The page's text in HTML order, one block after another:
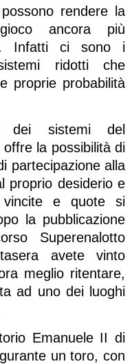
rendere la
ancora più
Infatti ci sono i
ridotti che
proprie probabilità
dei sistemi del
la possibilità di
partecipazione alla
proprio desiderio e
vincite e quote si
la pubblicazione
Superenalotto
avete vinto
meglio ritentare,
ad uno dei luoghi
Emanuele II di
un toro, con